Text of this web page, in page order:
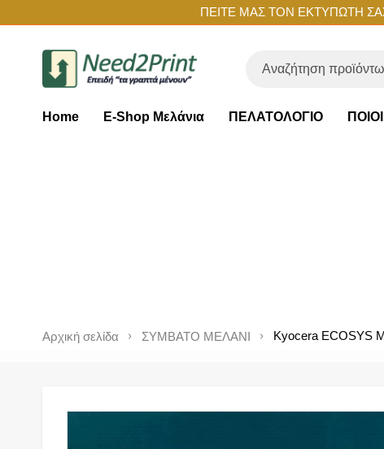
ΠΕΙΤΕ ΜΑΣ ΤΟΝ ΕΚΤΥΠΩΤΗ
Home E-Shop Μελάνια ΠΕΛΑΤΟΛΟΓΙΟ
Αρχική σελίδα ΣΥΜΒΑΤΟ ΜΕΛΑΝΙ Kyocera ECOSYS